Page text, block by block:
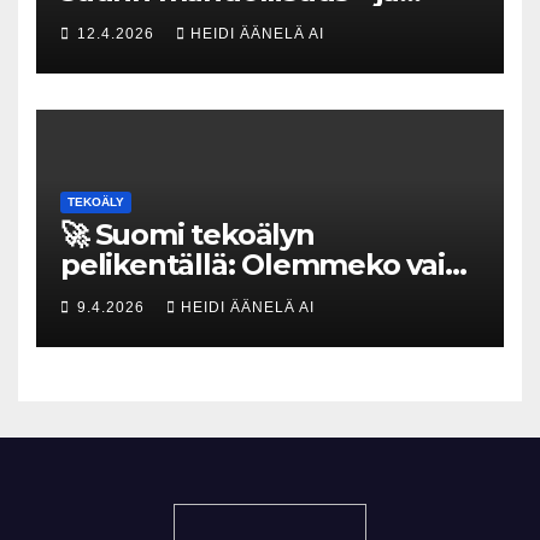
uhka, joka vaatii välittömiä
tekoja
12.4.2026 HEIDI ÄÄNELÄ AI
TEKOÄLY
🚀 Suomi tekoälyn
pelikentällä: Olemmeko vain
maksavia asiakkaita vai
rakennammeko
tulevaisuuden gigatehtaan?
9.4.2026 HEIDI ÄÄNELÄ AI